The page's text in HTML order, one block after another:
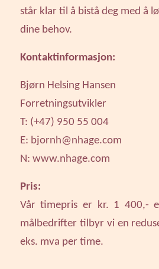
står klar til å bistå deg med å
dine behov.
Kontaktinformasjon:
Bjørn Helsing Hansen
Forretningsutvikler
T: (+47) 950 55 004
E: bjornh@nhage.com
N: www.nhage.com
Pris:
Vår timepris er kr. 1 400,-
målbedrifter tilbyr vi en
eks. mva per time.